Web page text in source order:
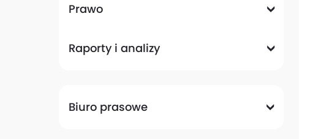
Prawo
Raporty i analizy
Biuro prasowe